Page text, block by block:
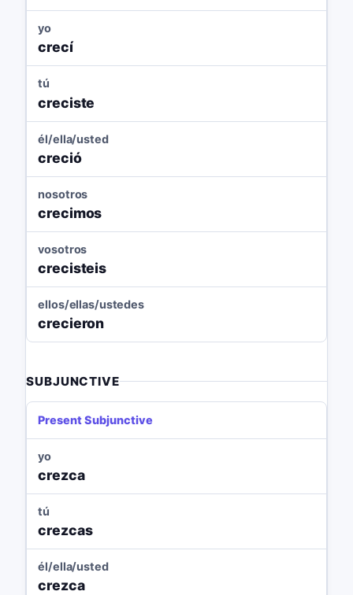
yo
crecí
tú
creciste
él/ella/usted
creció
nosotros
crecimos
vosotros
crecisteis
ellos/ellas/ustedes
crecieron
SUBJUNCTIVE
Present Subjunctive
yo
crezca
tú
crezcas
él/ella/usted
crezca